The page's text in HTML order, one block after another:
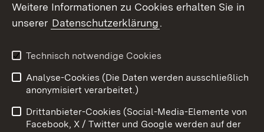
X / Twitter
Youtube
Impressum
Kontakt
Barrierefreiheit
Datenschutz
Weitere Informationen zu Cookies erhalten Sie in
unserer Datenschutzerklärung.
Technisch notwendige Cookies
Analyse-Cookies (Die Daten werden ausschließlich
anonymisiert verarbeitet.)
Drittanbieter-Cookies (Social-Media-Elemente von
Facebook, X / Twitter und Google werden auf der